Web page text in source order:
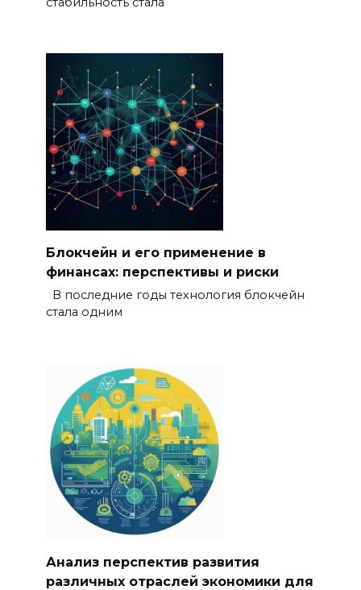
Блокчейн и его применение в
финансах: перспективы и риски
В последние годы технология блокчейн
стала одним
Анализ перспектив развития
различных отраслей экономики для